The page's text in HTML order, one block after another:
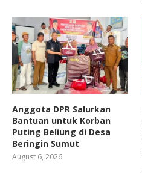
Anggota DPR Salurkan
Bantuan untuk Korban
Puting Beliung di Desa
Beringin Sumut
August 6, 2026